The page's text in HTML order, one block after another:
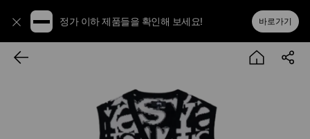
정가 이하 제품들을 확인해 보세요! 바로가기